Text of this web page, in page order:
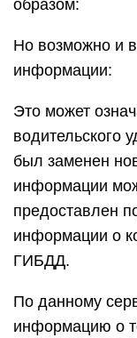
образом:
Но возможно и
информации:
Это может
водительского
был заменен
информации
предоставлен
информации о
ГИБДД.
По данному
информацию о